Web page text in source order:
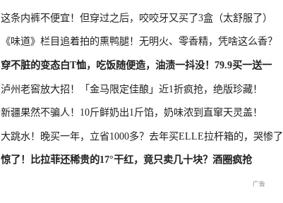
这条内裤不便宜！但穿过之后，咬咬牙又买了3盒（太舒服了）
《味道》栏目追着拍的熏鸭腿！无明火、零香精，凭啥这么香？
穿不脏的变态白T恤，吃饭随便造，油渍一抖没！79.9买一送一
泸州老窖放大招！「金马限定佳酿」近1折疯抢，绝版珍藏！
新疆果然不骗人！10斤鲜奶出1斤馅，奶味浓到直窜天灵盖！
大跳水！晚买一年，立省1000多？去年买ELLE拉杆箱的，哭惨了
惊了！比拉菲还稀贵的17°干红，竟只卖几十块？酒圈疯抢
经济运行情况
最新进展
会